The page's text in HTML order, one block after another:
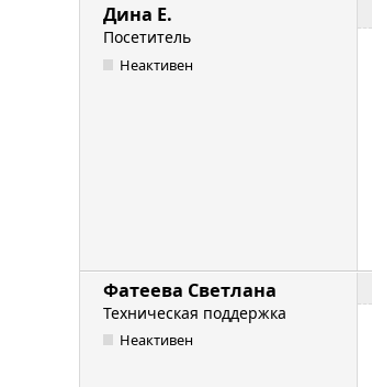
Дина Е.
Посетитель
Неактивен
Фатеева Светлана
Техническая поддержка
Неактивен